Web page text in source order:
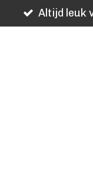
Altijd leuk